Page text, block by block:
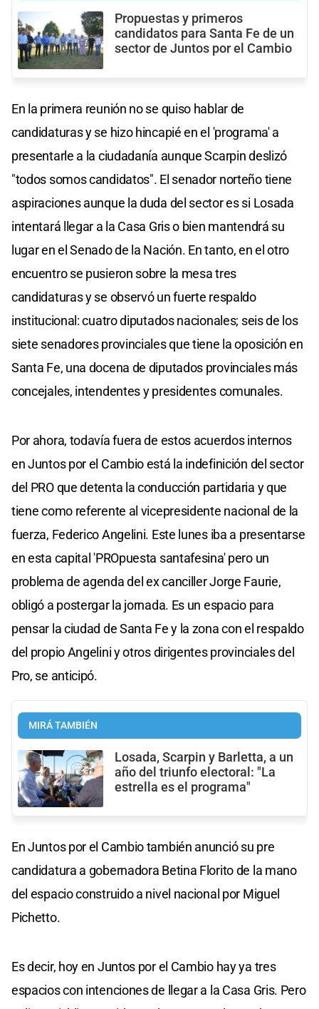
Propuestas y primeros
candidatos para Santa Fe de un
sector de Juntos por el Cambio
En la primera reunión no se quiso hablar de
candidaturas y se hizo hincapié en el 'programa' a
presentarle a la ciudadanía aunque Scarpin deslizó
"todos somos candidatos". El senador norteño tiene
aspiraciones aunque la duda del sector es si Losada
intentará llegar a la Casa Gris o bien mantendrá su
lugar en el Senado de la Nación. En tanto, en el otro
encuentro se pusieron sobre la mesa tres
candidaturas y se observó un fuerte respaldo
institucional: cuatro diputados nacionales; seis de los
siete senadores provinciales que tiene la oposición en
Santa Fe, una docena de diputados provinciales más
concejales, intendentes y presidentes comunales.
Por ahora, todavía fuera de estos acuerdos internos
en Juntos por el Cambio está la indefinición del sector
del PRO que detenta la conducción partidaria y que
tiene como referente al vicepresidente nacional de la
fuerza, Federico Angelini. Este lunes iba a presentarse
en esta capital 'PROpuesta santafesina' pero un
problema de agenda del ex canciller Jorge Faurie,
obligó a postergar la jornada. Es un espacio para
pensar la ciudad de Santa Fe y la zona con el respaldo
del propio Angelini y otros dirigentes provinciales del
Pro, se anticipó.
MIRÁ TAMBIÉN
Losada, Scarpin y Barletta, a un
año del triunfo electoral: "La
estrella es el programa"
En Juntos por el Cambio también anunció su pre
candidatura a gobernadora Betina Florito de la mano
del espacio construido a nivel nacional por Miguel
Pichetto.
Es decir, hoy en Juntos por el Cambio hay ya tres
espacios con intenciones de llegar a la Casa Gris. Pero